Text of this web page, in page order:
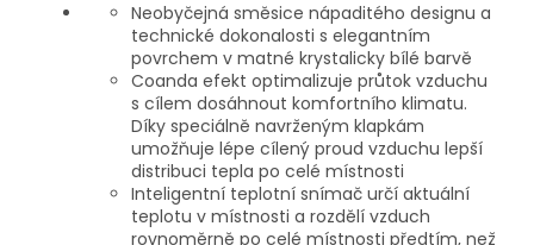
Neobyčejná směsice nápaditého designu a
technické dokonalosti s elegantním
povrchem v matné krystalicky bílé barvě
Coanda efekt optimalizuje průtok vzduchu
s cílem dosáhnout komfortního klimatu.
Díky speciálně navrženým klapkám
umožňuje lépe cílený proud vzduchu lepší
distribuci tepla po celé místnosti
Inteligentní teplotní snímač určí aktuální
teplotu v místnosti a rozdělí vzduch
rovnoměrně po celé místnosti předtím, než